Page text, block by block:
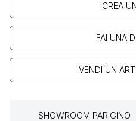
CREA
FAI UNA
VENDI UN
SHOWROOM PARIGINO